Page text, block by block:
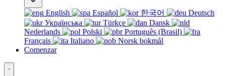
English Español 한국어
Deutsch
Українська
Türkçe
Dansk
Nederlands
Polski
Português (Brasil)
Français
Italiano
Norsk bokmål
Comenzar